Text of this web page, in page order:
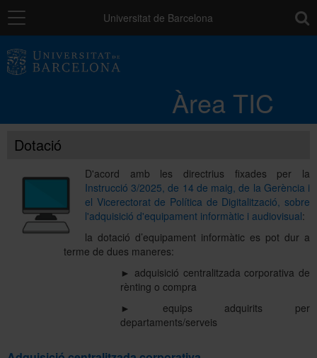
Navegació Universitat de Barcelona
Àrea TIC
Entorn de treball
Núvol UB
Suport a la Docència
Seguretat de les dades
PAU: necessites ajuda?
Dotació
D'acord amb les directrius fixades per la
Instrucció 3/2025, de 14 de maig, de la Gerència i
el Vicerectorat de Política de Digitalització, sobre
l'adquisició d'equipament informàtic i audiovisual:
la dotació d’equipament informàtic es pot dur a
terme de dues maneres:
► adquisició centralitzada corporativa de
rènting o compra
► equips adquirits per
departaments/serveis